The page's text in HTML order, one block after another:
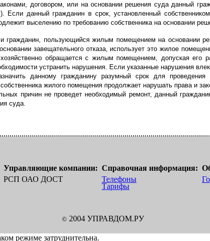
договором, или на основании решения суда данный
Если данный гражданин в срок, установленный
выселению по требованию собственника на основании
гражданин, пользующийся жилым помещением на основании
завещательного отказа, использует это жилое
обращается с жилым помещением, допуская его
устранить нарушения. Если указанные нарушения
данному гражданину разумный срок для
жилого помещения продолжает нарушать права и
причин не проведет необходимый ремонт, данный
суда.
Управляющие компании: Справочная информация:
РСП ОАО ДОСТ
Телефоны
Тарифы
© 2004 УПРАВДОМ.РУ
режиме затруднительна.